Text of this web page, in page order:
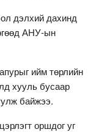
дэлхий дахинд
АНУ-ын
ийм төрлийн
хууль бусаар
байжээ.
оршдог уг